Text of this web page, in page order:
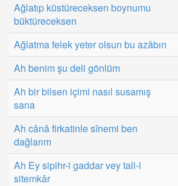
Ağlatıp küstüreceksen boynumu
büktüreceksen
Ağlatma felek yeter olsun bu azâbın
Ah benim şu deli gönlüm
Ah bir bilsen içimi nasıl susamış
sana
Ah cânâ firkatinle sînemi ben
dağlarım
Ah Ey sipihr-i gaddar vey tali-i
sitemkâr